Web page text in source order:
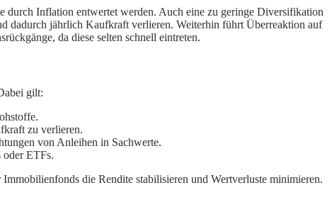
durch Inflation entwertet werden. Auch eine zu geringe Diversifikation
dadurch jährlich Kaufkraft verlieren. Weiterhin führt Überreaktion auf
da diese selten schnell eintreten.
gilt:
zu verlieren.
von Anleihen in Sachwerte.
oder ETFs.
die Rendite stabilisieren und Wertverluste minimieren.